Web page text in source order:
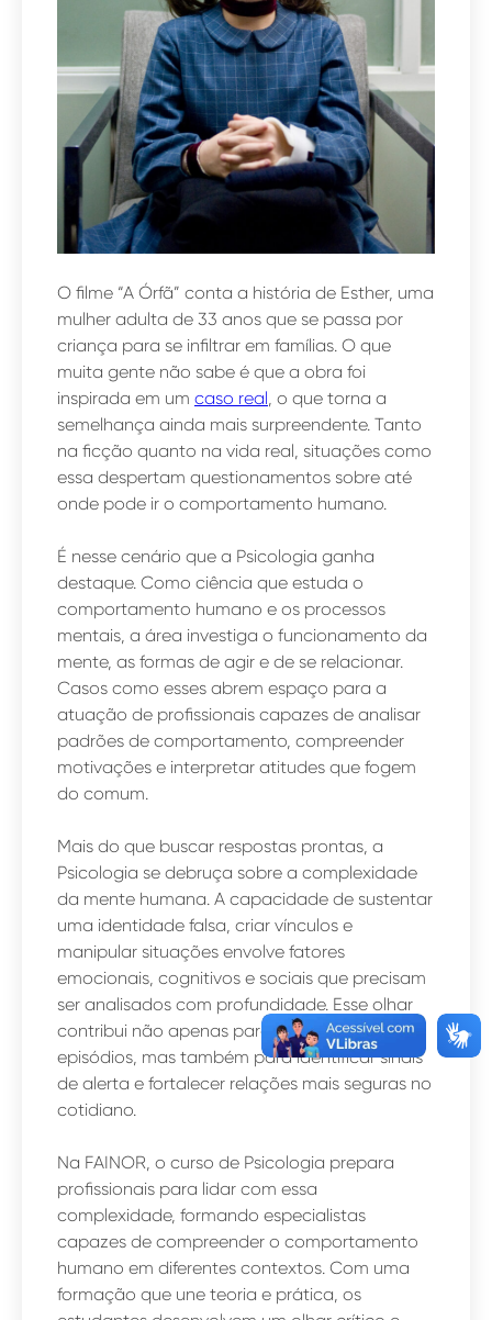
O filme “A Órfã” conta a história de Esther, uma
mulher adulta de 33 anos que se passa por
criança para se infiltrar em famílias. O que
muita gente não sabe é que a obra foi
inspirada em um caso real, o que torna a
semelhança ainda mais surpreendente. Tanto
na ficção quanto na vida real, situações como
essa despertam questionamentos sobre até
onde pode ir o comportamento humano.
É nesse cenário que a Psicologia ganha
destaque. Como ciência que estuda o
comportamento humano e os processos
mentais, a área investiga o funcionamento da
mente, as formas de agir e de se relacionar.
Casos como esses abrem espaço para a
atuação de profissionais capazes de analisar
padrões de comportamento, compreender
motivações e interpretar atitudes que fogem
do comum.
Mais do que buscar respostas prontas, a
Psicologia se debruça sobre a complexidade
da mente humana. A capacidade de sustentar
uma identidade falsa, criar vínculos e
manipular situações envolve fatores
emocionais, cognitivos e sociais que precisam
ser analisados com profundidade. Esse olhar
contribui não apenas para entender esses
episódios, mas também para identificar sinais
de alerta e fortalecer relações mais seguras no
cotidiano.
Na FAINOR, o curso de Psicologia prepara
profissionais para lidar com essa
complexidade, formando especialistas
capazes de compreender o comportamento
humano em diferentes contextos. Com uma
formação que une teoria e prática, os